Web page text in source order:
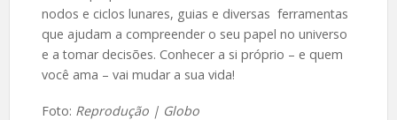
nodos e ciclos lunares, guias e diversas ferramentas
que ajudam a compreender o seu papel no universo
e a tomar decisões. Conhecer a si próprio – e quem
você ama – vai mudar a sua vida!
Foto: Reprodução | Globo